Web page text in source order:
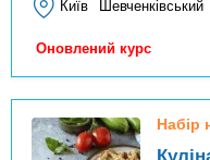
Київ Шевченківський
Оновлений курс
Набір